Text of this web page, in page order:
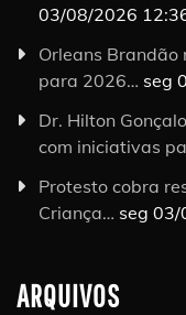
03/08/2026
Orleans Brandão
para 2026… seg
Dr. Hilton
com iniciativas
Protesto cobra
Criança… seg
ARQUIVOS